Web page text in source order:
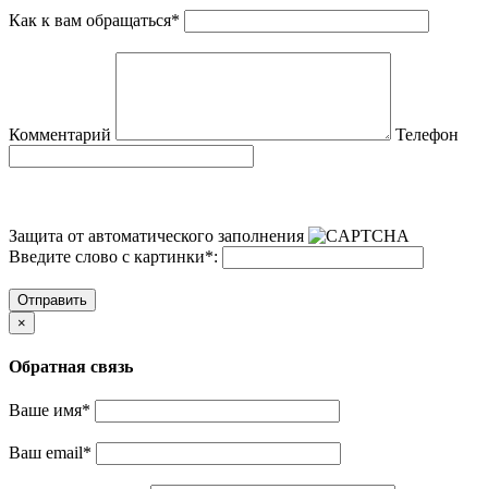
Как к вам обращаться*
Комментарий Телефон
Защита от автоматического заполнения
Введите слово с картинки*:
Отправить
×
Обратная связь
Ваше имя*
Ваш email*